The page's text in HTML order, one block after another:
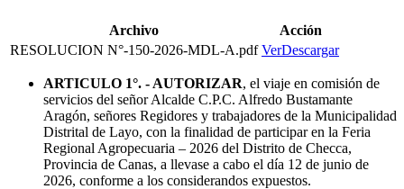
Archivo
Acción
RESOLUCION N°-150-2026-MDL-A.pdf VerDescargar
ARTICULO 1°. - AUTORIZAR, el viaje en comisión de
servicios del señor Alcalde C.P.C. Alfredo Bustamante
Aragón, señores Regidores y trabajadores de la Municipalidad
Distrital de Layo, con la finalidad de participar en la Feria
Regional Agropecuaria – 2026 del Distrito de Checca,
Provincia de Canas, a llevase a cabo el día 12 de junio de
2026, conforme a los considerandos expuestos.